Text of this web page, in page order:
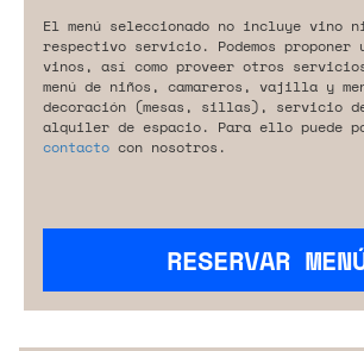
El menú seleccionado no incluye vino
respectivo servicio. Podemos proponer
vinos, así como proveer otros
menú de niños, camareros, vajilla y
decoración (mesas, sillas), servicio
alquiler de espacio. Para ello puede
contacto con nosotros.
RESERVAR